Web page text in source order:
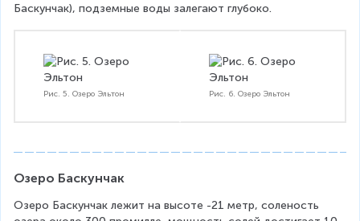
Баскунчак), подземные воды залегают глубоко.
Рис. 5. Озеро Эльтон Рис. 6. Озеро Эльтон
Озеро Баскунчак
Озеро Баскунчак лежит на высоте -21 метр, соленость